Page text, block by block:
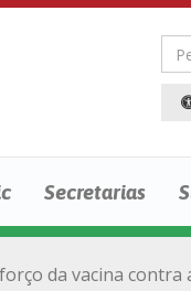
Secretarias
da vacina